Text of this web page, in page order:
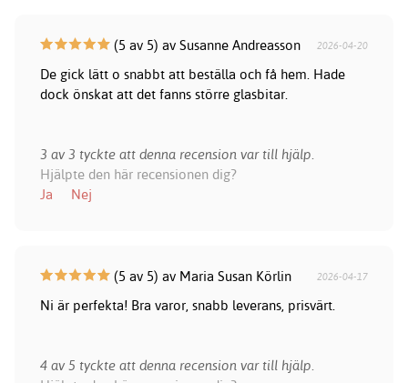
(5 av 5) av Susanne Andreasson 2026-04-20
De gick lätt o snabbt att beställa och få hem. Hade
dock önskat att det fanns större glasbitar.
3 av 3 tyckte att denna recension var till hjälp.
Hjälpte den här recensionen dig?
Ja
Nej
(5 av 5) av Maria Susan Körlin 2026-04-17
Ni är perfekta! Bra varor, snabb leverans, prisvärt.
4 av 5 tyckte att denna recension var till hjälp.